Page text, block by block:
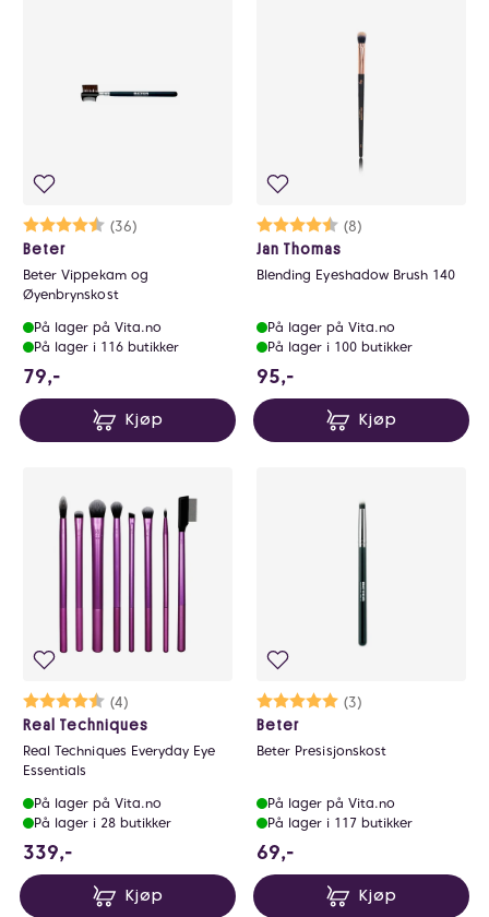
Karakter:
(36)
4.5 av 5 mulige
Beter
Beter Vippekam og
Øyenbrynskost
På lager på Vita.no
På lager i 116 butikker
79,-
Kjøp
Karakter:
(8)
4.8 av 5 mulige
Jan Thomas
Blending Eyeshadow Brush 140
På lager på Vita.no
På lager i 100 butikker
95,-
Kjøp
Karakter:
(4)
4.5 av 5 mulige
Real Techniques
Real Techniques Everyday Eye
Essentials
På lager på Vita.no
På lager i 28 butikker
339,-
Kjøp
Karakter:
(3)
5.0 av 5 mulige
Beter
Beter Presisjonskost
På lager på Vita.no
På lager i 117 butikker
69,-
Kjøp